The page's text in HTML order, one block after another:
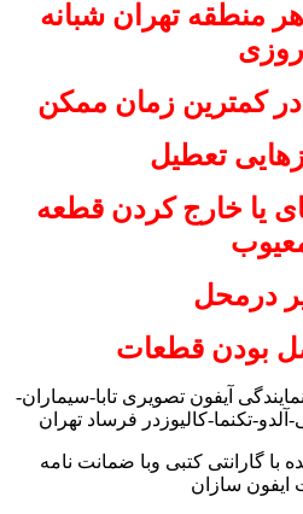
منطقه تهران شبانه
روزی
کمترین زمان ممکن
تعطیل
یا خارج کردن قطعه
درمحل
بودن قطعات
آیفون تصویری تابا-سیماران-
تکنما-کالیوزدر فرساد تهران
گارانتی کتبی وبا ضمانت نامه
سازان